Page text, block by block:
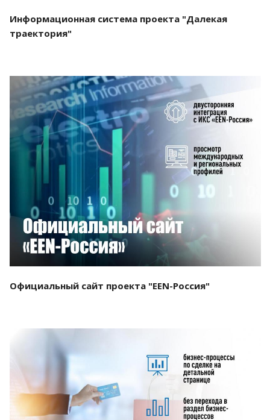
Информационная система проекта "Далекая
траектория"
Смотреть проект
Официальный сайт проекта "EEN-Россия"